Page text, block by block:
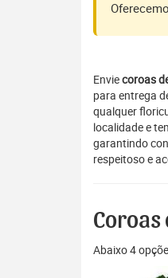
Enviecoroas
para entrega
qualquer
localidade e
garantindo
respeitoso e
Abaixo 4